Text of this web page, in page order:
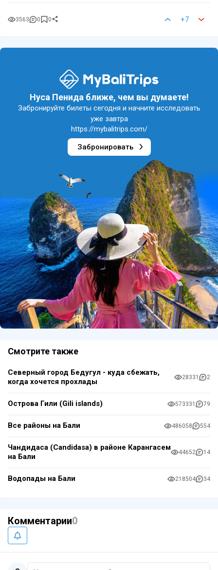
3563 0 0 +7
Нуса Пенида ближе, чем вы думаете!
Забронируйте билеты сегодня и начните исследовать
уже завтра
https://mybalitrips.com/
Забронировать
Смотрите также
Северный город Бедугул - куда сбежать,
когда хочется прохлады
28331 2
Острова Гили (Gili islands) 573331 79
Все районы на Бали 486058 554
Чандидаса (Candidasa) в районе Карангасем
на Бали
44652 14
Водопады на Бали 218504 34
Комментарии0